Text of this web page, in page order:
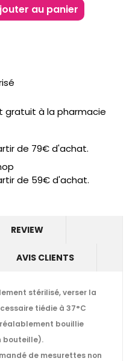
au panier
gratuit à la pharmacie
de 79€ d'achat.
de 59€ d'achat.
REVIEW
AVIS CLIENTS
stérilisé, verser la
tiédie à 37°C
bouillie
bouteille).
de mesurettes non